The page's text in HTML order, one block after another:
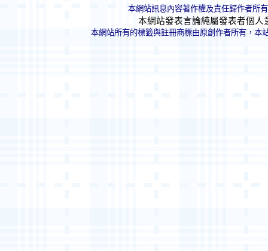
本網站訊息內容著作權及責任歸作者所
本網站發表言論純屬發表者個人
本網站所有的標籤與註冊商標由原創作者所有，本